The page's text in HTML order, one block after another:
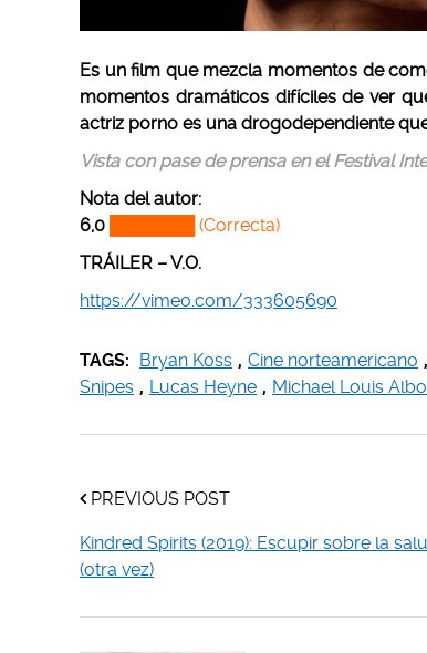
Es un film que mezcla momentos de
momentos dramáticos difíciles de ver
actriz porno es una drogodependiente
Vista con pase de prensa en el Festival
Nota del autor:
6,0 ███████ (Correcta)
TRÁILER – V.O.
https://vimeo.com/333605690
TAGS: Bryan Koss , Cine norteamericano ,
Snipes , Lucas Heyne , Michael Louis Albo
PREVIOUS POST
Kindred Spirits (2019): Escupir sobre la
(otra vez)